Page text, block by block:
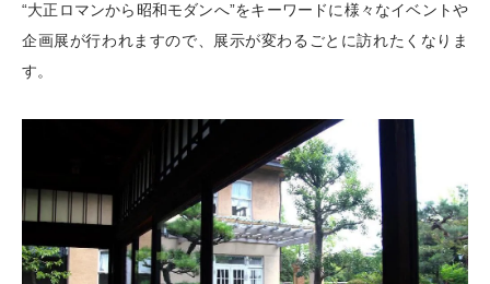
“大正ロマンから昭和モダンへ”をキーワードに様々なイベントや
企画展が行われますので、展示が変わるごとに訪れたくなりま
す。